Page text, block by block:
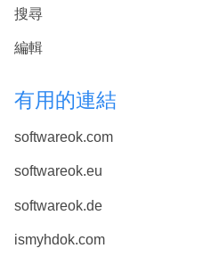
搜尋
編輯
有用的連結
softwareok.com
softwareok.eu
softwareok.de
ismyhdok.com